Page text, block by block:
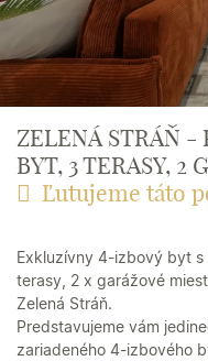
ZELENÁ STRÁŇ -
BYT, 3 TERASY, 2
Ľutujeme táto
Exkluzívny 4-izbový byt s
terasy, 2 x garážové
Zelená Stráň.
Predstavujeme vám
zariadeného 4-izbového